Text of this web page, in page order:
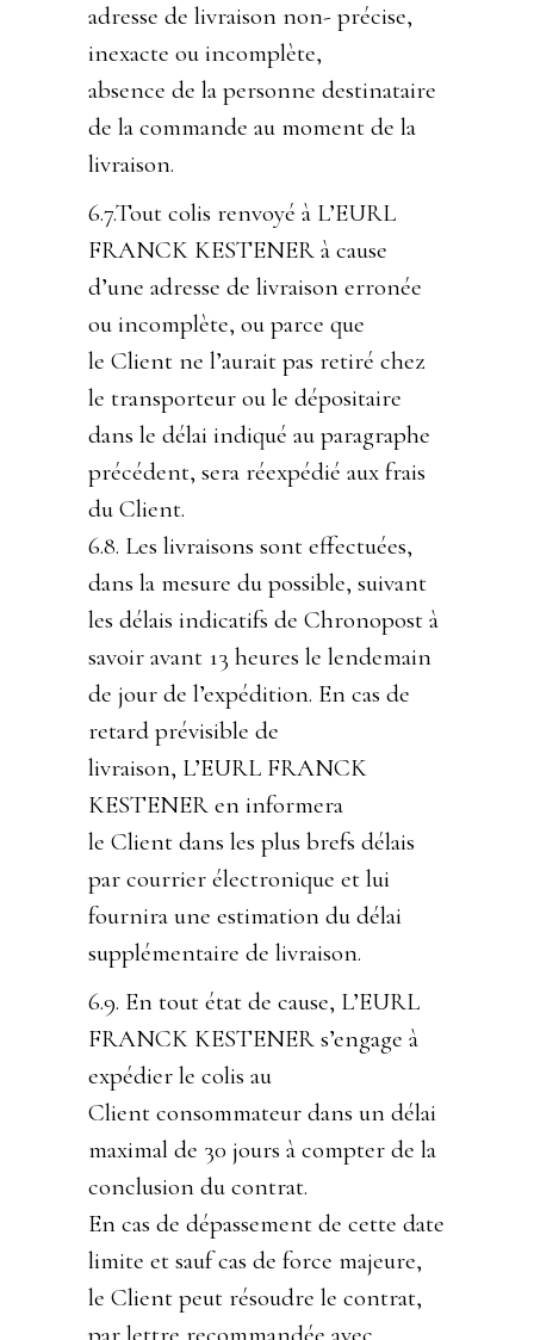
adresse de livraison non- précise,
inexacte ou incomplète,
absence de la personne destinataire
de la commande au moment de la
livraison.
6.7.Tout colis renvoyé à L’EURL
FRANCK KESTENER à cause
d’une adresse de livraison erronée
ou incomplète, ou parce que
le Client ne l’aurait pas retiré chez
le transporteur ou le dépositaire
dans le délai indiqué au paragraphe
précédent, sera réexpédié aux frais
du Client.
6.8. Les livraisons sont effectuées,
dans la mesure du possible, suivant
les délais indicatifs de Chronopost à
savoir avant 13 heures le lendemain
de jour de l’expédition. En cas de
retard prévisible de
livraison, L’EURL FRANCK
KESTENER en informera
le Client dans les plus brefs délais
par courrier électronique et lui
fournira une estimation du délai
supplémentaire de livraison.
6.9. En tout état de cause, L’EURL
FRANCK KESTENER s’engage à
expédier le colis au
Client consommateur dans un délai
maximal de 30 jours à compter de la
conclusion du contrat.
En cas de dépassement de cette date
limite et sauf cas de force majeure,
le Client peut résoudre le contrat,